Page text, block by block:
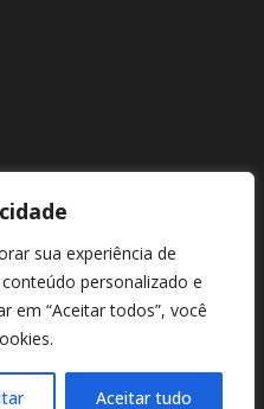
sua experiência de
personalizado e
em “Aceitar todos”, você
Aceitar tudo
SITES